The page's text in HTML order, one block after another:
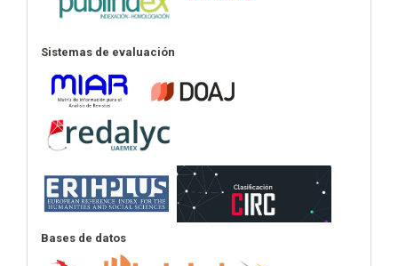
Sistemas de evaluación
Bases de datos